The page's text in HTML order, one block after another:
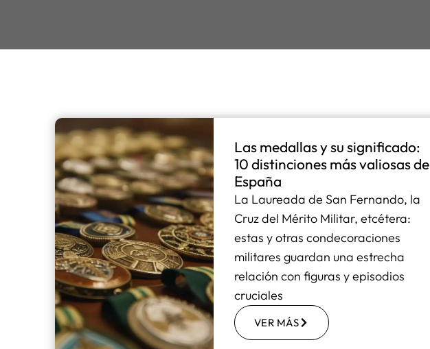
Las medallas y su significado:
10 distinciones más valiosas de
España
La Laureada de San Fernando, la
Cruz del Mérito Militar, etcétera:
estas y otras condecoraciones
militares guardan una estrecha
relación con figuras y episodios
cruciales
VER MÁS